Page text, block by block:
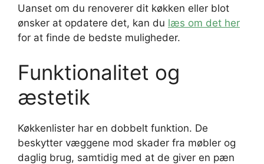
Uanset om du renoverer dit køkken eller blot
ønsker at opdatere det, kan du læs om det her
for at finde de bedste muligheder.
Funktionalitet og
æstetik
Køkkenlister har en dobbelt funktion. De
beskytter væggene mod skader fra møbler og
daglig brug, samtidig med at de giver en pæn